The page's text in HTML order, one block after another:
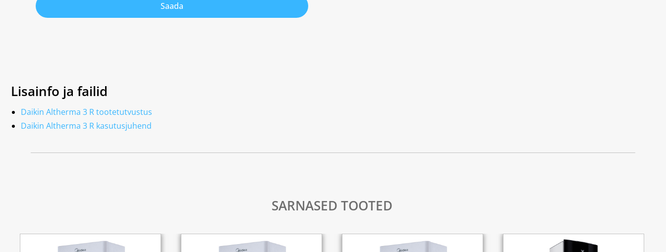
Saada
Lisainfo ja failid
Daikin Altherma 3 R tootetutvustus
Daikin Altherma 3 R kasutusjuhend
SARNASED TOOTED